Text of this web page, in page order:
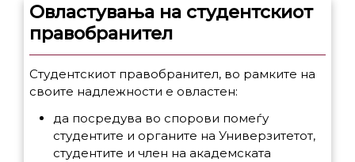
Овластувања на студентскиот
правобранител
Студентскиот правобранител, во рамките на
своите надлежности е овластен:
да посредува во спорови помеѓу
студентите и органите на Универзитетот,
студентите и член на академската